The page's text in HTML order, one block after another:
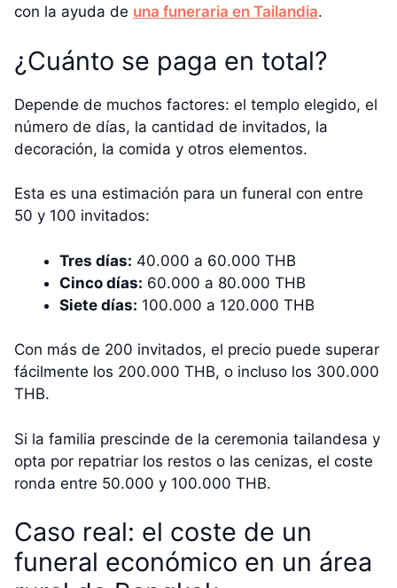
con la ayuda de una funeraria en Tailandia.
¿Cuánto se paga en total?
Depende de muchos factores: el templo elegido, el
número de días, la cantidad de invitados, la
decoración, la comida y otros elementos.
Esta es una estimación para un funeral con entre
50 y 100 invitados:
Tres días: 40.000 a 60.000 THB
Cinco días: 60.000 a 80.000 THB
Siete días: 100.000 a 120.000 THB
Con más de 200 invitados, el precio puede superar
fácilmente los 200.000 THB, o incluso los 300.000
THB.
Si la familia prescinde de la ceremonia tailandesa y
opta por repatriar los restos o las cenizas, el coste
ronda entre 50.000 y 100.000 THB.
Caso real: el coste de un
funeral económico en un área